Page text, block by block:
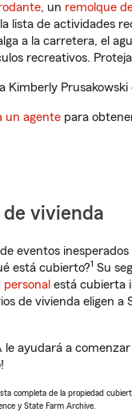
, un remolque
lista de actividades
a la carretera, el
recreativos.
Kimberly
un agente para
vivienda
eventos
está cubierto?1 Su
personal está cubierta
de vivienda eligen
ayudará a
completa de la propiedad
y State Farm Archive.